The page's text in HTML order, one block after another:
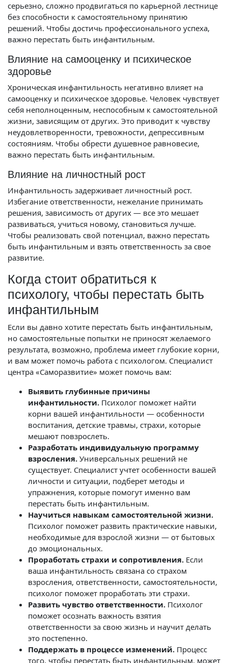
серьезно, сложно продвигаться по карьерной лестнице
без способности к самостоятельному принятию
решений. Чтобы достичь профессионального успеха,
важно перестать быть инфантильным.
Влияние на самооценку и психическое
здоровье
Хроническая инфантильность негативно влияет на
самооценку и психическое здоровье. Человек чувствует
себя неполноценным, неспособным к самостоятельной
жизни, зависящим от других. Это приводит к чувству
неудовлетворенности, тревожности, депрессивным
состояниям. Чтобы обрести душевное равновесие,
важно перестать быть инфантильным.
Влияние на личностный рост
Инфантильность задерживает личностный рост.
Избегание ответственности, нежелание принимать
решения, зависимость от других — все это мешает
развиваться, учиться новому, становиться лучше.
Чтобы реализовать свой потенциал, важно перестать
быть инфантильным и взять ответственность за свое
развитие.
Когда стоит обратиться к
психологу, чтобы перестать быть
инфантильным
Если вы давно хотите перестать быть инфантильным,
но самостоятельные попытки не приносят желаемого
результата, возможно, проблема имеет глубокие корни,
и вам может помочь работа с психологом. Специалист
центра «Саморазвитие» может помочь вам:
Выявить глубинные причины
инфантильности. Психолог поможет найти
корни вашей инфантильности — особенности
воспитания, детские травмы, страхи, которые
мешают повзрослеть.
Разработать индивидуальную программу
взросления. Универсальных решений не
существует. Специалист учтет особенности вашей
личности и ситуации, подберет методы и
упражнения, которые помогут именно вам
перестать быть инфантильным.
Научиться навыкам самостоятельной жизни.
Психолог поможет развить практические навыки,
необходимые для взрослой жизни — от бытовых
до эмоциональных.
Проработать страхи и сопротивления. Если
ваша инфантильность связана со страхом
взросления, ответственности, самостоятельности,
психолог поможет проработать эти страхи.
Развить чувство ответственности. Психолог
поможет осознать важность взятия
ответственности за свою жизнь и научит делать
это постепенно.
Поддержать в процессе изменений. Процесс
того, чтобы перестать быть инфантильным, может